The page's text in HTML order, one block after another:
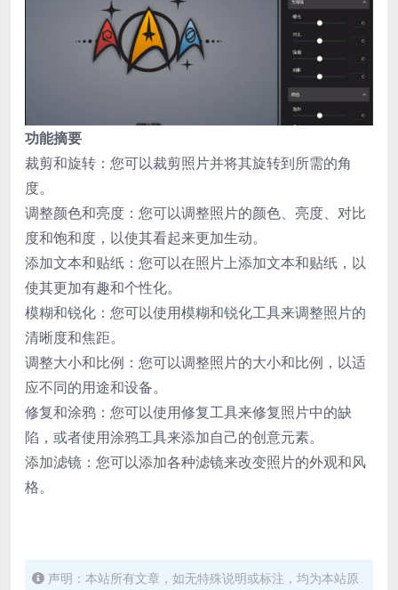
功能摘要
裁剪和旋转：您可以裁剪照片并将其旋转到所需的角
度。
调整颜色和亮度：您可以调整照片的颜色、亮度、对比
度和饱和度，以使其看起来更加生动。
添加文本和贴纸：您可以在照片上添加文本和贴纸，以
使其更加有趣和个性化。
模糊和锐化：您可以使用模糊和锐化工具来调整照片的
清晰度和焦距。
调整大小和比例：您可以调整照片的大小和比例，以适
应不同的用途和设备。
修复和涂鸦：您可以使用修复工具来修复照片中的缺
陷，或者使用涂鸦工具来添加自己的创意元素。
添加滤镜：您可以添加各种滤镜来改变照片的外观和风
格。
声明：本站所有文章，如无特殊说明或标注，均为本站原